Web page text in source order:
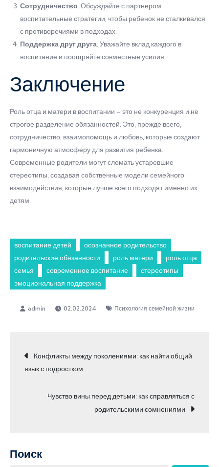
Сотрудничество. Обсуждайте с партнером
воспитательные стратегии, чтобы ребенок не сталкивался
с противоречиями в подходах.
Поддержка друг друга. Уважайте вклад каждого в
воспитание и поощряйте совместные усилия.
Заключение
Роль отца и матери в воспитании – это не конкуренция и не
строгое разделение обязанностей. Это, прежде всего,
сотрудничество, взаимопомощь и любовь, которые создают
гармоничную атмосферу для развития ребенка.
Современные родители могут сломать устаревшие
стереотипы, создавая собственные модели семейного
взаимодействия, которые лучше всего подходят именно их
детям.
воспитание детей
осознанное родительство
родительские обязанности
роль матери
роль отца
семья
современное воспитание
стереотипы
эмоциональная поддержка
02.02.2024 Психология семейной жизни
Навигация
записям
Конфликты между поколениями: как найти общий
язык с подростком
Чувство вины перед детьми: как справляться с
родительскими сомнениями
Поиск